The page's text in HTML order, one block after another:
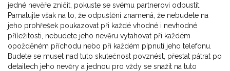
jedné nevěře zničit, pokuste se svému partnerovi odpustit.
Pamatujte však na to, že odpuštění znamená, že nebudete na
jeho prohřešek poukazovat při každé vhodné i nevhodné
příležitosti, nebudete jeho nevěru vytahovat při každém
opožděném příchodu nebo při každém pípnutí jeho telefonu.
Budete se muset nad tuto skutečnost povznést, přestat pátrat po
detailech jeho nevěry a jednou pro vždy se snažit na tuto